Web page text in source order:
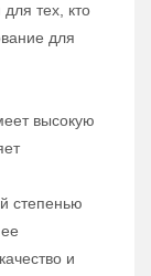
тех, кто
для
высокую
степенью
и